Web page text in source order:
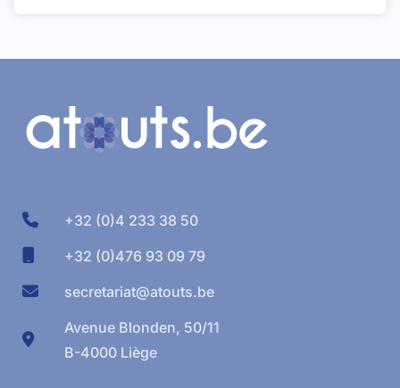
+32 (0)4 233 38 50
+32 (0)476 93 09 79
secretariat@atouts.be
Avenue Blonden, 50/11
B-4000 Liège